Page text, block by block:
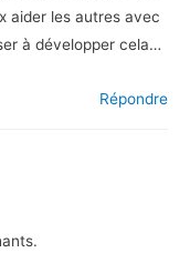
aider les autres avec
à développer cela…
Répondre